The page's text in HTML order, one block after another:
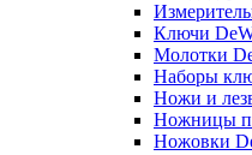
Ключи
Молотки
Наборы
Ножи и
Ножницы
Ножовки